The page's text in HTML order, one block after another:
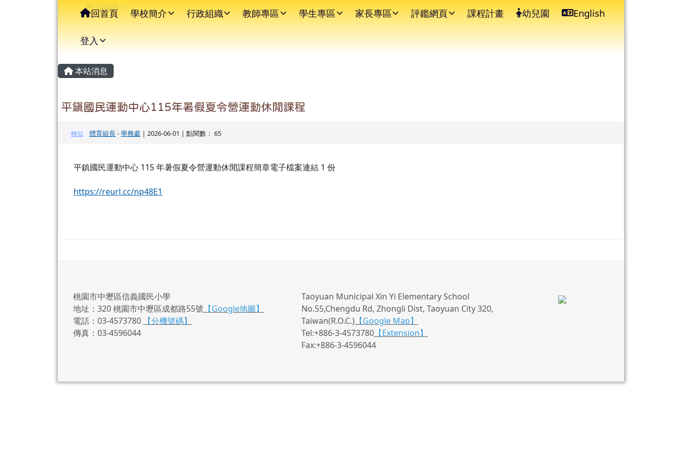
信義國小 ⏸
導覽列
回首頁 學校簡介 行政組織 教師專區 學生專區 家長專區 評鑑網頁 課程計畫 幼兒園 English
登入
主內容區域
本站消息
平鎮國民運動中心115年暑假夏令營運動休閒課程
轉知 體育組長-學務處 | 2026-06-01 | 點閱數： 65
平鎮國民運動中心 115 年暑假夏令營運動休閒課程簡章電子檔案連結 1 份
https://reurl.cc/np48E1
頁尾區域
桃園市中壢區信義國民小學
地址：320 桃園市中壢區成都路55號 【Google地圖】
電話：03-4573780
【分機號碼】
傳真：03-4596044
Taoyuan Municipal Xin Yi Elementary School
No.55,Chengdu Rd, Zhongli Dist, Taoyuan City 320,
Taiwan(R.O.C.) 【Google Map】
Tel:+886-3-4573780 【Extension】
Fax:+886-3-4596044